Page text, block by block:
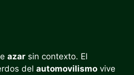
azar sin contexto. El
del automovilismo vive